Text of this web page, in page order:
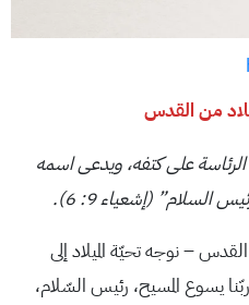
من القدس
الرئاسة على كتفه، ويدعى اسمه
السلام” (إشعياء 9: 6).
– نوجه تحيّة الميلاد إلى
يسوع المسيح، رئيس السّلام،